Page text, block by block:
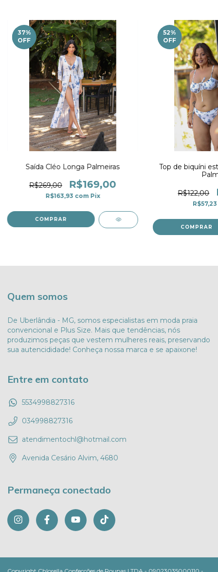
37%
OFF
Saída Cléo Longa Palmeiras
R$269,00 R$169,00
R$163,93 com Pix
COMPRAR
52%
OFF
Top de biquíni
R$122,00
R$57,23
COMPRAR
Quem somos
De Uberlândia - MG, somos especialistas em moda praia
convencional e Plus Size. Mais que tendências, nós
produzimos peças que vestem mulheres reais, preservando
sua autencididade! Conheça nossa marca e se apaixone!
Entre em contato
5534998827316
034998827316
atendimentochl@hotmail.com
Avenida Cesário Alvim, 4680
Permaneça conectado